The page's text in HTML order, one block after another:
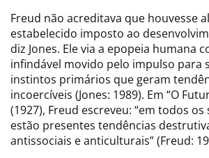
Freud não acreditava que houvesse
estabelecido imposto ao
diz Jones. Ele via a epopeia humana
infindável movido pelo impulso para
instintos primários que geram
incoercíveis (Jones: 1989). Em “O
(1927), Freud escreveu: “em todos
estão presentes tendências
antissociais e anticulturais” (Freud: